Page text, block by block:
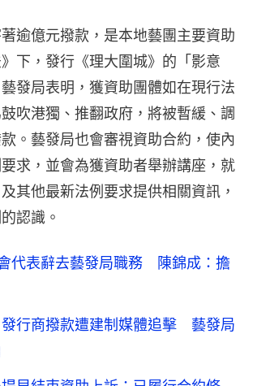
逾億元撥款，是本地藝團主要資助
下，發行《理大圍城》的「影意
發局表明，獲資助團體如在現行法
吹港獨、推翻政府，將被暫緩、調
。藝發局也會審視資助合約，使內
求，並會為獲資助者舉辦講座，就
其他最新法例要求提供相關資訊，
認識。
代表辭去藝發局職務 陳錦成：擔
發行商撥款遭建制媒體追擊 藝發局